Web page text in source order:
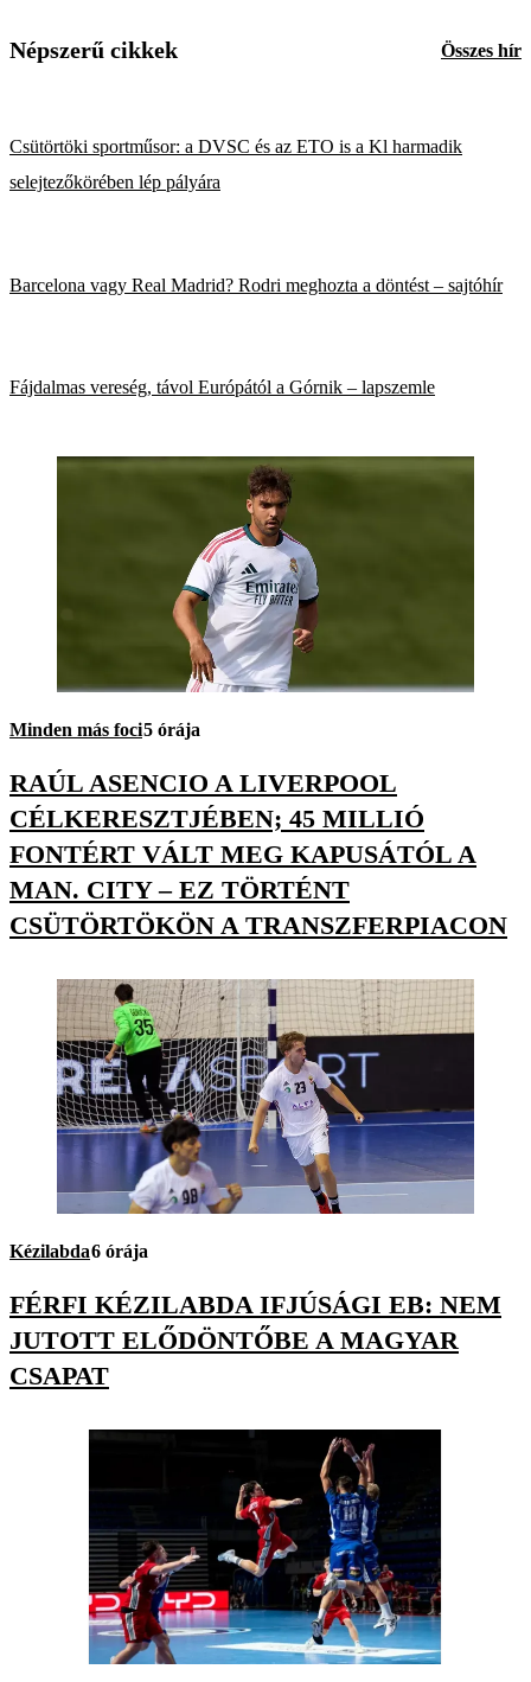
Népszerű cikkek Összes hír
Csütörtöki sportműsor: a DVSC és az ETO is a Kl harmadik
selejtezőkörében lép pályára
Barcelona vagy Real Madrid? Rodri meghozta a döntést – sajtóhír
Fájdalmas vereség, távol Európától a Górnik – lapszemle
Minden más foci5 órája
RAÚL ASENCIO A LIVERPOOL
CÉLKERESZTJÉBEN; 45 MILLIÓ
FONTÉRT VÁLT MEG KAPUSÁTÓL A
MAN. CITY – EZ TÖRTÉNT
CSÜTÖRTÖKÖN A TRANSZFERPIACON
Kézilabda6 órája
FÉRFI KÉZILABDA IFJÚSÁGI EB: NEM
JUTOTT ELŐDÖNTŐBE A MAGYAR
CSAPAT